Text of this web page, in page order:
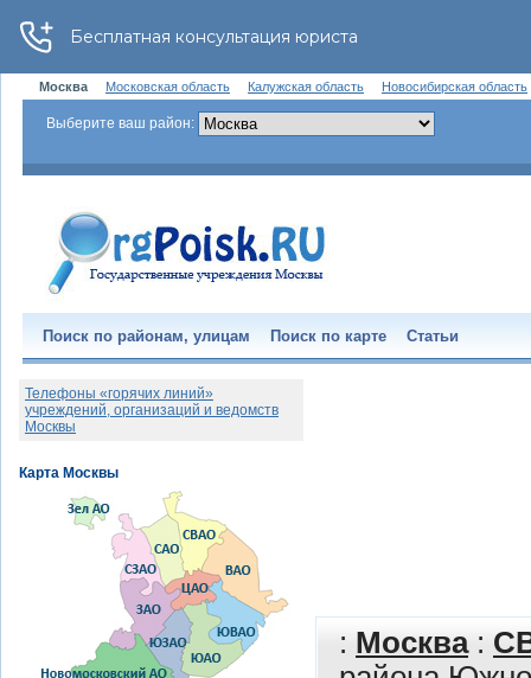
Москва Московская область Калужская область Новосибирская область
Выберите ваш район:
Поиск по районам, улицам Поиск по карте Статьи
: Москва:
Телефоны «горячих линий»
учреждений, организаций и ведомств
Москвы